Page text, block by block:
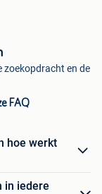
zoekopdracht en de
FAQ
hoe werkt
in iedere